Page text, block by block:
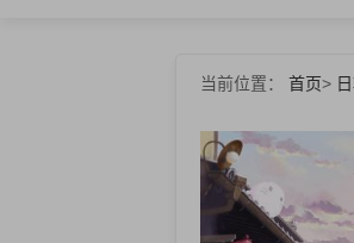
当前位置： 首页>